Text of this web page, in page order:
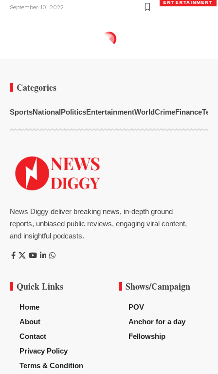
ENTERTAINMENT
September 10, 2022
Categories
SportsNationalPoliticsEntertainmentWorldCrimeFinance
News Diggy deliver breaking news, in-depth ground
reports, unbiased public reviews, engaging viral content,
and insightful podcasts.
Quick Links
Home
About
Contact
Privacy Policy
Terms & Condition
Shows/Campaign
POV
Anchor for a day
Fellowship